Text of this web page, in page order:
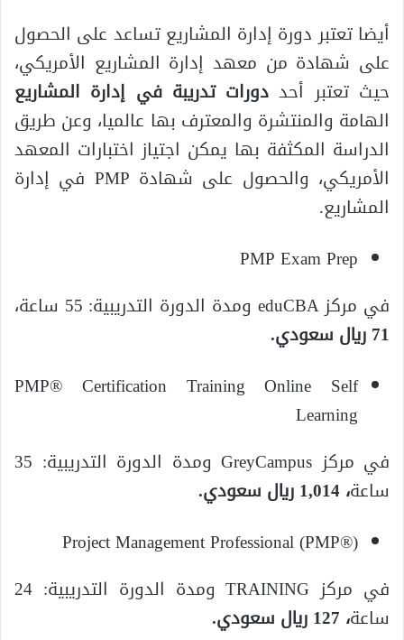
أيضا تعتبر دورة إدارة المشاريع تساعد على الحصول
على شهادة من معهد إدارة المشاريع الأمريكي،
حيث تعتبر أحد دورات تدريبة في إدارة المشاريع
الهامة والمنتشرة والمعترف بها عالميا، وعن طريق
الدراسة المكثفة بها يمكن اجتياز اختبارات المعهد
الأمريكي، والحصول على شهادة PMP في إدارة
المشاريع.
PMP Exam Prep
في مركز eduCBA ومدة الدورة التدريبية: 55 ساعة،
71 ريال سعودي.
PMP® Certification Training Online Self
Learning
في مركز GreyCampus ومدة الدورة التدريبية: 35
ساعة، 1,014 ريال سعودي.
Project Management Professional (PMP®)
في مركز TRAINING ومدة الدورة التدريبية: 24
ساعة، 127 ريال سعودي.